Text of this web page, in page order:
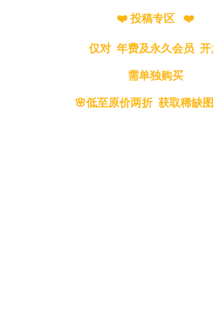
❤️ 投稿专区 ❤️
仅对 年费及永久会员 开
需单独购买
🌸低至原价两折 获取稀缺